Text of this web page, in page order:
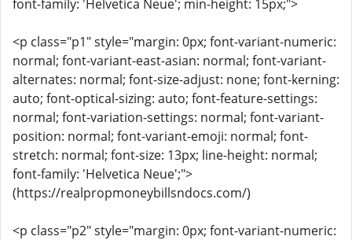
font-family: 'Helvetica Neue'; min-height: 15px;">
<p class="p1" style="margin: 0px; font-variant-numeric:
normal; font-variant-east-asian: normal; font-variant-
alternates: normal; font-size-adjust: none; font-kerning:
auto; font-optical-sizing: auto; font-feature-settings:
normal; font-variation-settings: normal; font-variant-
position: normal; font-variant-emoji: normal; font-
stretch: normal; font-size: 13px; line-height: normal;
font-family: 'Helvetica Neue';">
(https://realpropmoneybillsndocs.com/)
<p class="p2" style="margin: 0px; font-variant-numeric: